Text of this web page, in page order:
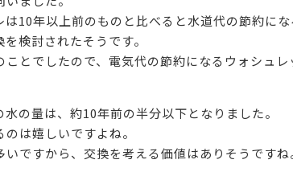
10年以上前のものと比べると水道代の節約に
検討されたそうです。
とでしたので、電気代の節約になるウォシュレ
の量は、約10年前の半分以下となりました。
は嬉しいですよね。
ですから、交換を考える価値はありそうですね